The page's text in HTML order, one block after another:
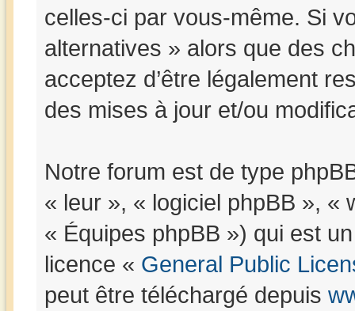
celles-ci par vous-même. Si
alternatives » alors que des
acceptez d’être légalement
des mises à jour et/ou
Notre forum est de type
« leur », « logiciel phpBB », «
« Équipes phpBB ») qui est
licence « General Public
peut être téléchargé depuis